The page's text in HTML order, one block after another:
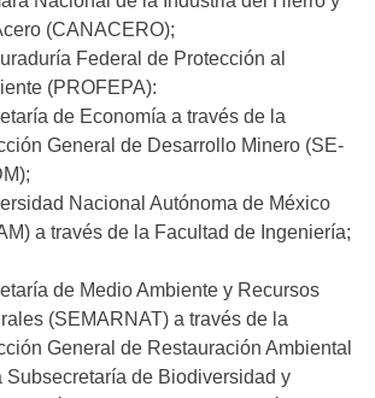
(CANACERO);
Federal de Protección al
(PROFEPA):
de Economía a través de la
General de Desarrollo Minero (SE-
Nacional Autónoma de México
a través de la Facultad de Ingeniería;
de Medio Ambiente y Recursos
(SEMARNAT) a través de la
General de Restauración Ambiental
Subsecretaría de Biodiversidad y